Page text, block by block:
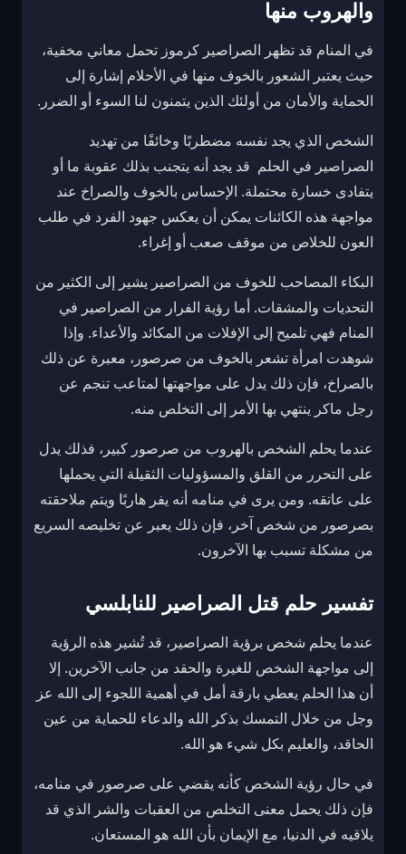
والهروب منها
في المنام قد تظهر الصراصير كرموز تحمل معاني مخفية،
حيث يعتبر الشعور بالخوف منها في الأحلام إشارة إلى
الحماية والأمان من أولئك الذين يتمنون لنا السوء أو الضرر.
الشخص الذي يجد نفسه مضطربًا وخائفًا من تهديد
الصراصير في الحلم قد يجد أنه يتجنب بذلك عقوبة ما أو
يتفادى خسارة محتملة. الإحساس بالخوف والصراخ عند
مواجهة هذه الكائنات يمكن أن يعكس جهود الفرد في طلب
العون للخلاص من موقف صعب أو إغراء.
البكاء المصاحب للخوف من الصراصير يشير إلى الكثير من
التحديات والمشقات. أما رؤية الفرار من الصراصير في
المنام فهي تلميح إلى الإفلات من المكائد والأعداء. وإذا
شوهدت امرأة تشعر بالخوف من صرصور، معبرة عن ذلك
بالصراخ، فإن ذلك يدل على مواجهتها لمتاعب تنجم عن
رجل ماكر ينتهي بها الأمر إلى التخلص منه.
عندما يحلم الشخص بالهروب من صرصور كبير، فذلك يدل
على التحرر من القلق والمسؤوليات الثقيلة التي يحملها
على عاتقه. ومن يرى في منامه أنه يفر هاربًا ويتم ملاحقته
بصرصور من شخص آخر، فإن ذلك يعبر عن تخليصه السريع
من مشكلة تسبب بها الآخرون.
تفسير حلم قتل الصراصير للنابلسي
عندما يحلم شخص برؤية الصراصير، قد تُشير هذه الرؤية
إلى مواجهة الشخص للغيرة والحقد من جانب الآخرين. إلا
أن هذا الحلم يعطي بارقة أمل في أهمية اللجوء إلى الله عز
وجل من خلال التمسك بذكر الله والدعاء للحماية من عين
الحاقد، والعليم بكل شيء هو الله.
في حال رؤية الشخص كأنه يقضي على صرصور في منامه،
فإن ذلك يحمل معنى التخلص من العقبات والشر الذي قد
يلاقيه في الدنيا، مع الإيمان بأن الله هو المستعان.